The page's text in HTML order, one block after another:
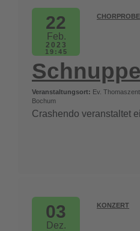
22
Feb.
2023
19:45
CHORPROBE
Veranstaltungsort: Ev.
Bochum
Crashendo veranstaltet
03
Dez.
KONZERT